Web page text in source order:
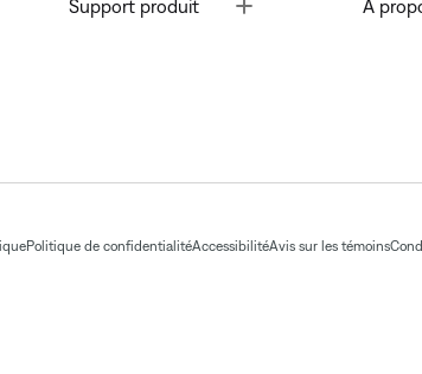
Support produit À
Politique de confidentialitéAccessibilitéAvis sur les témoins